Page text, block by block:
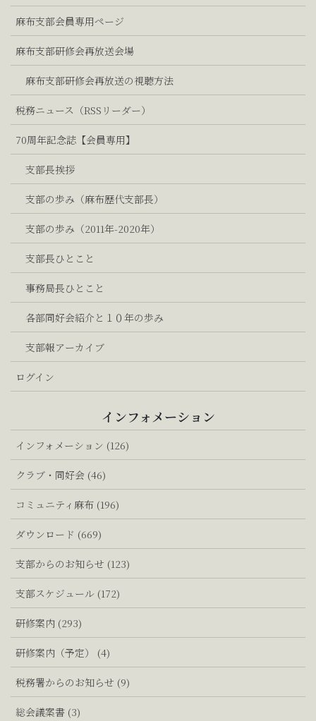
麻布支部会員専用ページ
麻布支部研修会再放送会場
麻布支部研修会再放送の視聴方法
税務ニュース（RSSリーダー）
70周年記念誌【会員専用】
支部長挨拶
支部の歩み（麻布歴代支部長）
支部の歩み（2011年-2020年）
支部長ひとこと
事務局長ひとこと
各部同好会紹介と１０年の歩み
支部報アーカイブ
ログイン
インフォメーション
インフォメーション (126)
クラブ・同好会 (46)
コミュニティ麻布 (196)
ダウンロード (669)
支部からのお知らせ (123)
支部スケジュール (172)
研修案内 (293)
研修案内（予定） (4)
税務署からのお知らせ (9)
総会議案書 (3)